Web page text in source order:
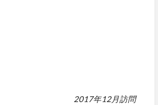
2017年12月訪問